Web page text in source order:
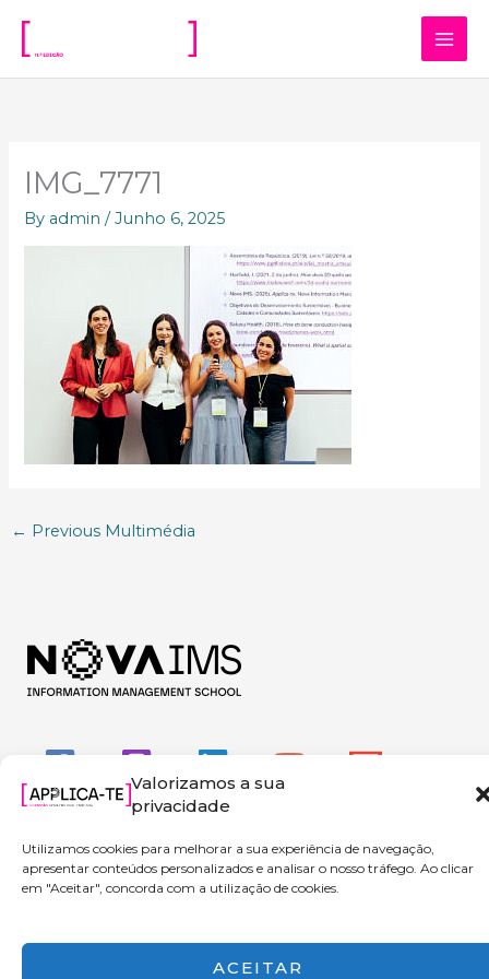
Valorizamos a sua
privacidade
Utilizamos cookies para melhorar a sua experiência de navegação,
apresentar conteúdos personalizados e analisar o nosso tráfego. Ao clicar
em "Aceitar", concorda com a utilização de cookies.
ACEITAR
content
IMG_7771
By admin/Junho 6, 2025
← Previous Multimédia
Copyright © 2026 Applica-te | Powered by NOVA IMS